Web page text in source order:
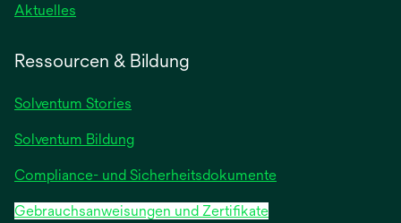
Aktuelles
Registerkarte
Ressourcen & Bildung
Solventum Stories
Solventum Bildung
Compliance- und Sicherheitsdokumente
Gebrauchsanweisungen und Zertifikate